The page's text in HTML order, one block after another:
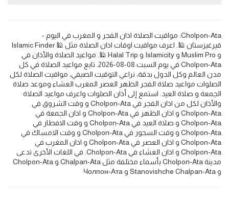
Cholpon-Ata: مواقيت الصلاة اذان الفجر و المغرب في اليوم -
قيرغيزستان 🕌. اعرف مواقيت اوقات اذان الصلاة مثل 🕌 Islamic Finder
و Muslim Pro و Islamicity و Halal Trip 🕌. مواعيد الصلاة والأذان في
Cholpon-Ata في يوم السبت 08-08-2026. تابع مواعيد الصلاة في كل
مدن العالم وكل الدول بدقة، نراعي التوقيت الصيفي، مواقيت الصلاة لكل
الصلوات مواعيد صلاة الفجر الظهر العصر المغرب العشاء وموعد صلاة
الجمعة و صلاة العيد. استمع إلى أذان الصلوات واعرف مواعيد الصلاة
والأذان لكل من اذان الفجر في Cholpon-Ata و وقت الشروق في
Cholpon-Ata و اذان الظهر في Cholpon-Ata و اذان الجمعة في
Cholpon-Ata و صلاة العيد في Cholpon-Ata و وقت الافطار في
Cholpon-Ata و وقت السحور في Cholpon-Ata و وقت الامساك في
Cholpon-Ata و اذان العصر في Cholpon-Ata و اذان المغرب في
Cholpon-Ata و اذان العشاء في Cholpon-Ata. في اللغات الأخرى تدعى
مدينة Cholpon-Ata بأسماء مختلفة مثل Chalpan-Ata و Cholpon-Ata
و Stanovishche Chalpan-Ata و Чолпон-Ата